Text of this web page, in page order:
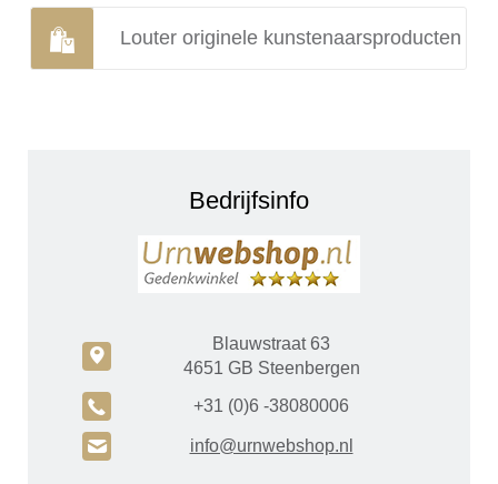
Louter originele kunstenaarsproducten
Bedrijfsinfo
c
Blauwstraat 63
4651 GB Steenbergen
A +31 (0)6 -38080006
H info@urnwebshop.nl